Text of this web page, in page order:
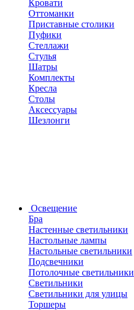
Кровати
Оттоманки
Приставные столики
Пуфики
Стеллажи
Стулья
Шатры
Комплекты
Кресла
Столы
Аксессуары
Шезлонги
Освещение
Бра
Настенные светильники
Настольные лампы
Настольные светильники
Подсвечники
Потолочные светильники
Светильники
Светильники для улицы
Торшеры